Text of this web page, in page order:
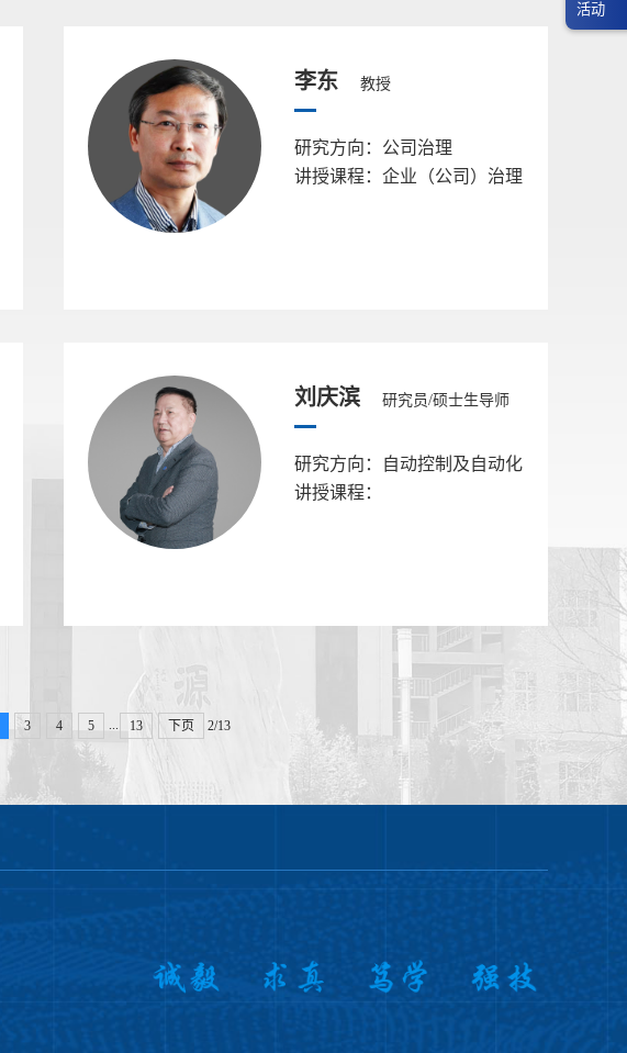
李东 教授
研究方向：公司治理
讲授课程：企业（公司）治理
刘庆滨 研究员/硕士生导师
研究方向：自动控制及自动化
讲授课程：
3 4 5 13 下页 2/13
活动